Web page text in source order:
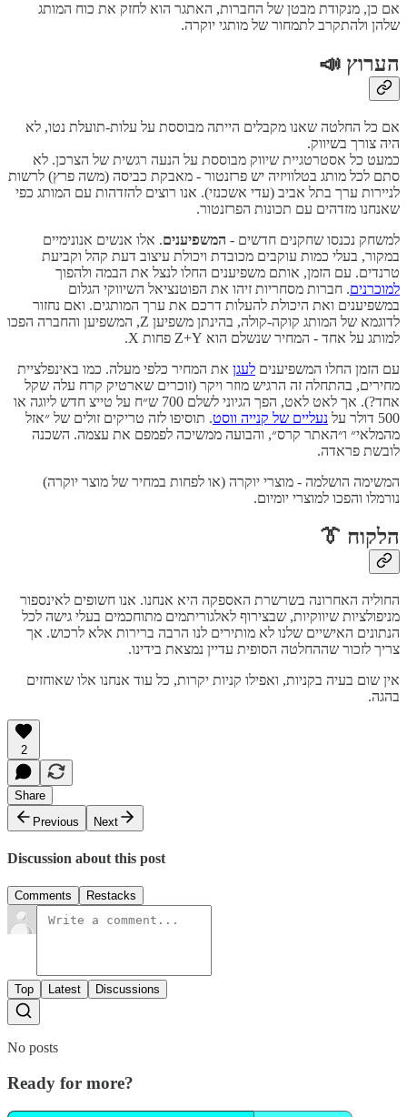
אם כן, מנקודת מבטן של החברות, האתגר הוא לחזק את כוח המותג
שלהן ולהתקרב לתמחור של מותגי יוקרה.
הערוץ 📣
אם כל החלטה שאנו מקבלים הייתה מבוססת על עלות-תועלת נטו, לא
היה צורך בשיווק.
כמעט כל אסטרטגיית שיווק מבוססת על הנעה רגשית של הצרכן. לא
סתם לכל מותג בטלוויזיה יש פרזנטור - מאבקת כביסה (משה פרץ) לרשות
לניירות ערך בתל אביב (עדי אשכנזי). אנו רוצים להזדהות עם המותג כפי
שאנחנו מזדהים עם תכונות הפרזנטור.
למשחק נכנסו שחקנים חדשים - המשפיענים. אלו אנשים אנונימיים
במקור, בעלי כמות עוקבים מכובדת ויכולת עיצוב דעת קהל וקביעת
טרנדים. עם הזמן, אותם משפיענים החלו לנצל את הבמה ולהפוך
למוכרנים. חברות מסחריות זיהו את הפוטנציאל השיווקי הגלום
במשפיענים ואת היכולת להעלות דרכם את ערך המותגים. ואם נחזור
לדוגמא של המותג קוקה-קולה, בהינתן משפיען Z, המשפיען והחברה הפכו
למותג על אחד - המחיר שנשלם הוא Z+Y פחות X.
עם הזמן החלו המשפיענים לעגן את המחיר כלפי מעלה. כמו באינפלציית
מחירים, בהתחלה זה הרגיש מוזר ויקר (זוכרים שארטיק קרח עלה שקל
אחד?). אך לאט לאט, הפך הגיוני לשלם 700 ש״ח על טייצ חדש ליוגה או
500 דולר על
נעליים של קנייה ווסט. תוסיפו לזה טריקים זולים של ״אזל
מהמלאי״ ו״האתר קרס״, והבועה ממשיכה לפמפם את עצמה. השכנה
לובשת פראדה.
המשימה הושלמה - מוצרי יוקרה (או לפחות במחיר של מוצר יוקרה)
נורמלו והפכו למוצרי יומיום.
הלקוח 👔
החוליה האחרונה בשרשרת האספקה היא אנחנו. אנו חשופים לאינספור
מניפולציות שיווקיות, שבצירוף לאלגוריתמים מתוחכמים בעלי גישה לכל
הנתונים האישיים שלנו לא מותירים לנו הרבה ברירות אלא לרכוש. אך
צריך לזכור שההחלטה הסופית עדיין נמצאת בידינו.
אין שום בעיה בקניות, ואפילו קניות יקרות, כל עוד אנחנו אלו שאוחזים
בהגה.
2
Share
Previous
Next
Discussion about this post
Comments Restacks
Top Latest Discussions
No posts
Ready for more?